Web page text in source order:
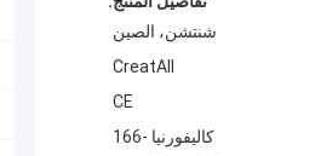
شنتشن، الصين
CreatAll
CE
كاليفورنيا -166